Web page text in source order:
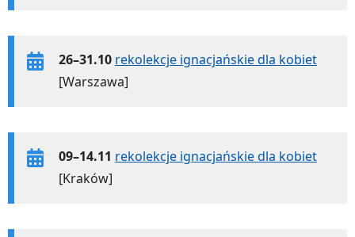
26–31.10 rekolekcje ignacjańskie dla kobiet
[Warszawa]
09–14.11 rekolekcje ignacjańskie dla kobiet
[Kraków]